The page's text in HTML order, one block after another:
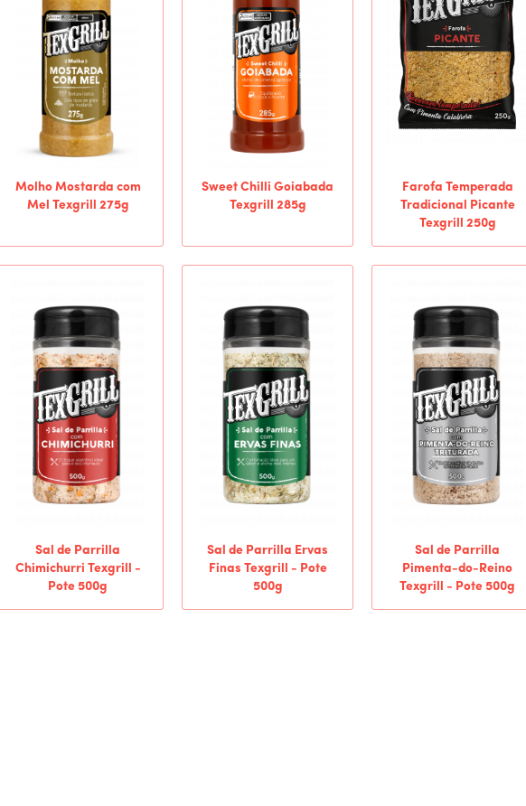
Molho Mostarda com
Mel Texgrill 275g
Sweet Chilli Goiabada
Texgrill 285g
Farofa Temperada
Tradicional Picante
Texgrill 250g
Sal de Parrilla
Chimichurri Texgrill -
Pote 500g
Sal de Parrilla Ervas
Finas Texgrill - Pote
500g
Sal de Parrilla
Pimenta-do-Reino
Texgrill - Pote 500g